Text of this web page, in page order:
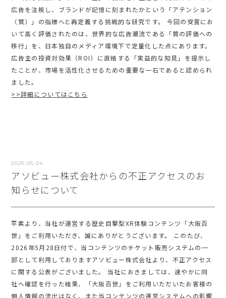
広告を注視し、ブランドが記憶に刻まれたかという「アテンション
（質）」の指標へと再定義する挑戦的な研究です。 今回の受賞にお
いて高く評価されたのは、世界的な広告潮流である「質の評価への
移行」を、日本独自のメディア環境下で定量化した点にあります。
広告主の投資対効果（ROI）に直結する「実益的な知見」を提示し
たことが、市場を活性化させるための重要な一石であると認められ
ました。
>>詳細についてはこちら
2026.06.04
アソビュー株式会社からの不正アクセスのお
知らせについて
平素より、当社が運営する歴史目撃型XR体験コンテンツ「大阪百
世」をご利用いただき、誠にありがとうございます。 このたび、
2026年5月28日付で、当コンテンツのチケット販売システムの一
部として利用しておりますアソビュー株式会社より、不正アクセス
に関する公表がございました。 当社におきましては、速やかに同
社へ確認を行った結果、「大阪百世」をご利用いただいたお客様の
個人情報の流出はなく、また当コンテンツの運営システムへの影響